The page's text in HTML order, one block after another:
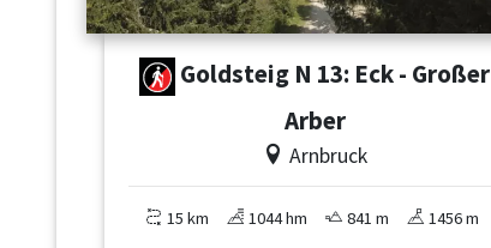
Goldsteig N 13: Eck - Großer
Arber
Arnbruck
15 km 1044 hm 841 m 1456 m